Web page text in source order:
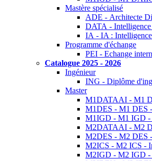
Mastère spécialisé
ADE - Architecte
DATA -
IA - IA :
Programme d'échange
PEI - Echange
Catalogue 2025 - 2026
Ingénieur
ING - Diplôme
Master
M1DATAAI - M1
M1DES - M1 DES
M1IGD - M1 IGD -
M2DATAAI - M2
M2DES - M2 DES
M2ICS - M2 ICS -
M2IGD - M2 IGD -